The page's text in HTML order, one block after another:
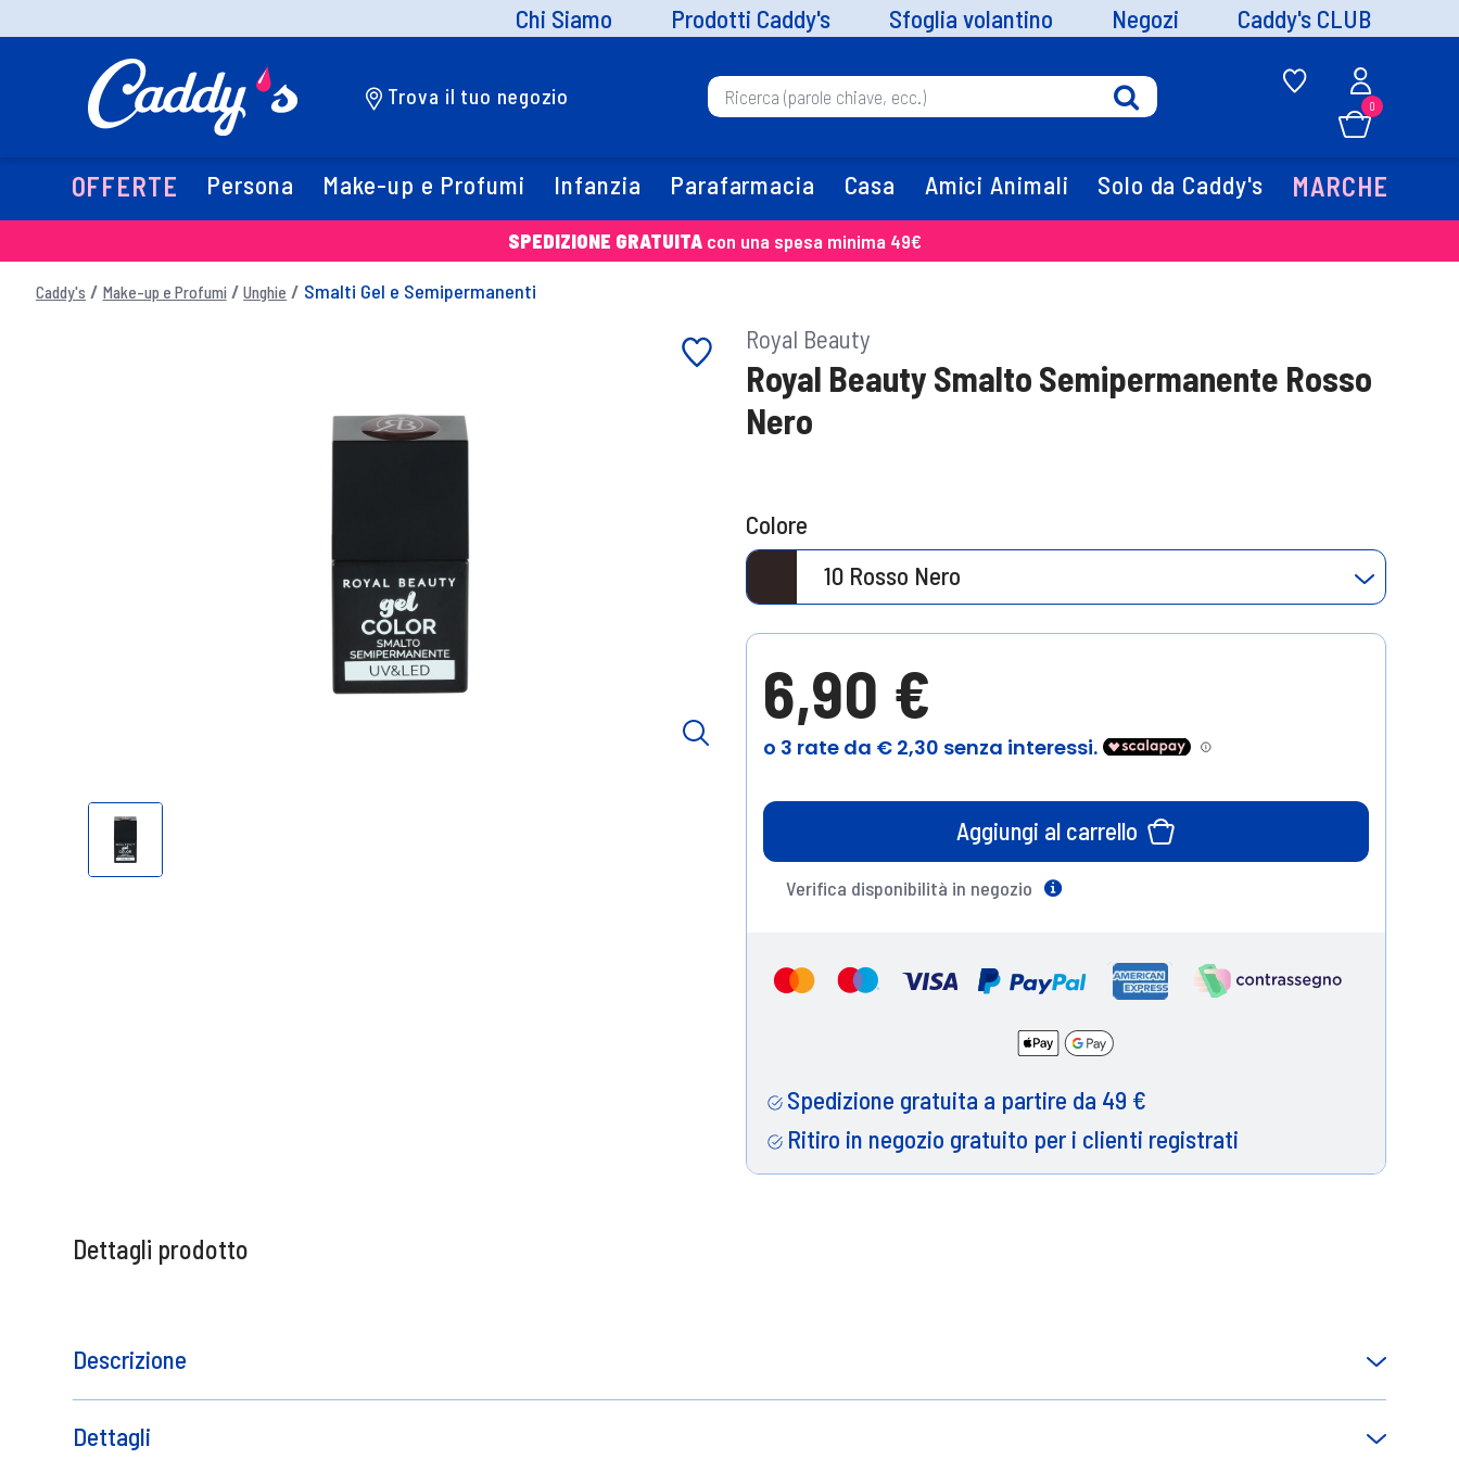
Chi Siamo Prodotti Caddy's Sfoglia volantino Negozi Caddy's CLUB
Trova il tuo negozio 0
OFFERTE Persona Make-up e Profumi Infanzia Parafarmacia Casa Amici Animali Solo da Caddy's MARCHE
SPEDIZIONE GRATUITA con una spesa minima 49€
Caddy's Make-up e Profumi Unghie Smalti Gel e Semipermanenti
Royal Beauty
Royal Beauty Smalto Semipermanente Rosso
Nero
Colore
10 Rosso Nero
6,90 €
Aggiungi al carrello
Verifica disponibilità in negozio
Spedizione gratuita a partire da 49 €
Ritiro in negozio gratuito per i clienti registrati
Dettagli prodotto
Descrizione
Smalto semipermanente Royal Beauty tonalità rosso nero, intenso e sofisticato.
Contatto del produttore
Dettagli